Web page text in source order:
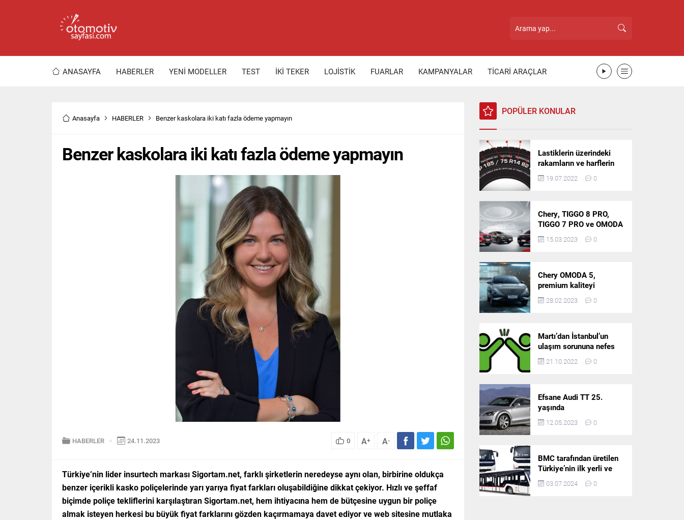
ANASAYFA HABERLER YENİ MODELLER TEST İKİ TEKER LOJİSTİK FUARLAR KAMPANYALAR TİCARİ ARAÇLAR
Anasayfa HABERLER Benzer kaskolara iki katı fazla ödeme yapmayın
Benzer kaskolara iki katı fazla ödeme yapmayın
HABERLER 24.11.2023 0 A+ A-
Türkiye’nin lider insurtech markası Sigortam.net, farklı şirketlerin neredeyse aynı olan, birbirine oldukça
benzer içerikli kasko poliçelerinde yarı yarıya fiyat farkları oluşabildiğine dikkat çekiyor. Hızlı ve şeffaf
biçimde poliçe tekliflerini karşılaştıran Sigortam.net, hem ihtiyacına hem de bütçesine uygun bir poliçe
almak isteyen herkesi bu büyük fiyat farklarını gözden kaçırmamaya davet ediyor ve web sitesine mutlaka
POPÜLER KONULAR
Lastiklerin üzerindeki
rakamların ve harflerin
anlamı nedir?
19.07.2022 0
Chery, TIGGO 8 PRO,
TIGGO 7 PRO ve OMODA
5’in resmi olarak
satışlarına başlıyor!
15.03.2023 0
Chery OMODA 5,
premium kaliteyi
Türkiye’de sunmaya
hazırlanıyor
28.02.2023 0
Martı’dan İstanbul’un
ulaşım sorununa nefes
aldıracak yeni
platform: Tek Araçla
21.10.2022 0
Efsane Audi TT 25.
yaşında
12.05.2023 0
BMC tarafından üretilen
Türkiye’nin ilk yerli ve
milli apron otobüsü
Neoport’a yurt dışından
03.07.2024 0